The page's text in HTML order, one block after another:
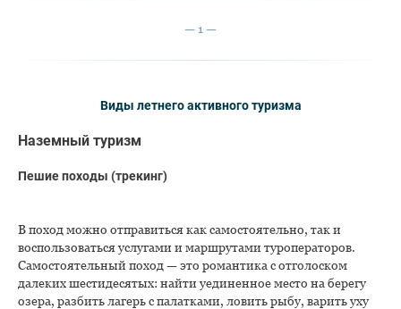
1
Виды летнего активного туризма
Наземный туризм
Пешие походы (трекинг)
В поход можно отправиться как самостоятельно, так и
воспользоваться услугами и маршрутами туроператоров.
Самостоятельный поход — это романтика с отголоском
далеких шестидесятых: найти уединенное место на берегу
озера, разбить лагерь с палатками, ловить рыбу, варить уху